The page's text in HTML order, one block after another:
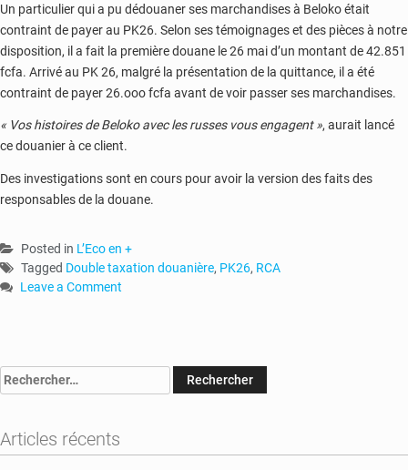
Un particulier qui a pu dédouaner ses marchandises à Beloko était
contraint de payer au PK26. Selon ses témoignages et des pièces à notre
disposition, il a fait la première douane le 26 mai d’un montant de 42.851
fcfa. Arrivé au PK 26, malgré la présentation de la quittance, il a été
contraint de payer 26.ooo fcfa avant de voir passer ses marchandises.
« Vos histoires de Beloko avec les russes vous engagent », aurait lancé
ce douanier à ce client.
Des investigations sont en cours pour avoir la version des faits des
responsables de la douane.
Posted in L’Eco en +
Tagged Double taxation douanière, PK26, RCA
Leave a Comment
:
des
de
double
Rechercher :
Articles récents